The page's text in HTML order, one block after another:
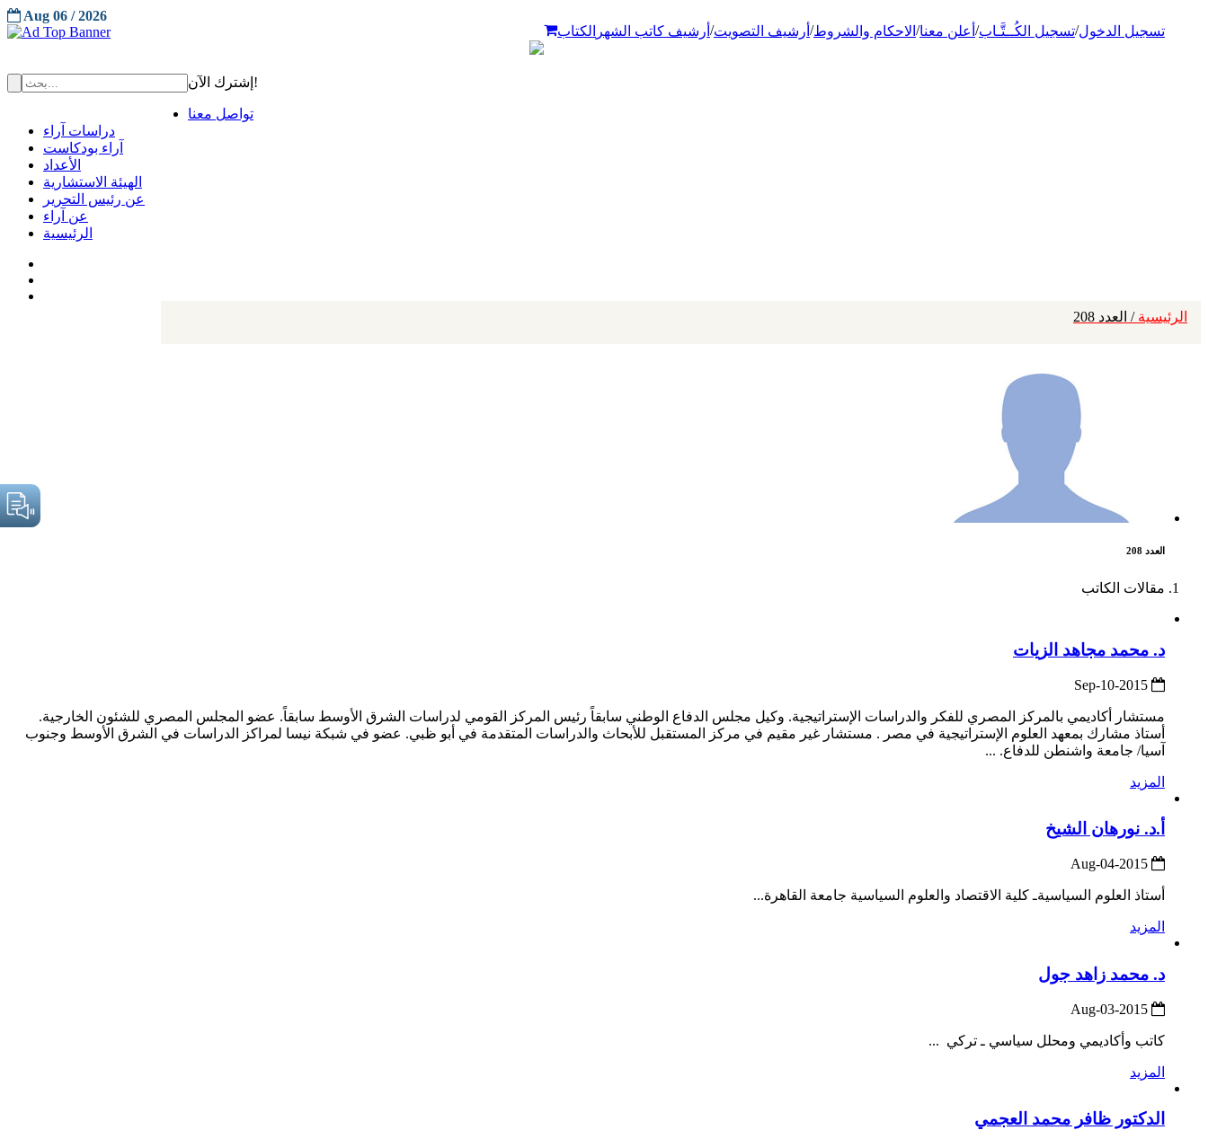
تسجيل الدخول/تسجيل الكُــتَّـاب/ أعلن معنا/ الاحكام والشروط/ أرشيف التصويت/ أرشيف كاتب الشهر الكتاب
Aug 06 / 2026
إشترك الآن!
تواصل معنا
دراسات آراء
آراء بودكاست
الأعداد
الهيئة الاستشارية
عن رئيس التحرير
عن آراء
الرئيسية
الرئيسية / العدد 208
العدد 208
مقالات الكاتب
د. محمد مجاهد الزيات
مستشار أكاديمي بالمركز المصري للفكر والدراسات الإستراتيجية. وكيل مجلس الدفاع الوطني سابقاً رئيس المركز القومي لدراسات الشرق الأوسط سابقاً. عضو المجلس المصري للشئون الخارجية.
أستاذ مشارك بمعهد العلوم الإستراتيجية في مصر . مستشار غير مقيم في مركز المستقبل للأبحاث والدراسات المتقدمة في أبو ظبي. عضو في شبكة نيسا لمراكز الدراسات في الشرق الأوسط وجنوب
آسيا/ جامعة واشنطن للدفاع. ...
المزيد
أ.د. نورهان الشيخ
أستاذ العلوم السياسيةـ كلية الاقتصاد والعلوم السياسية جامعة القاهرة...
المزيد
د. محمد زاهد جول
كاتب وأكاديمي ومحلل سياسي ـ تركي ...
المزيد
الدكتور ظافر محمد العجمي